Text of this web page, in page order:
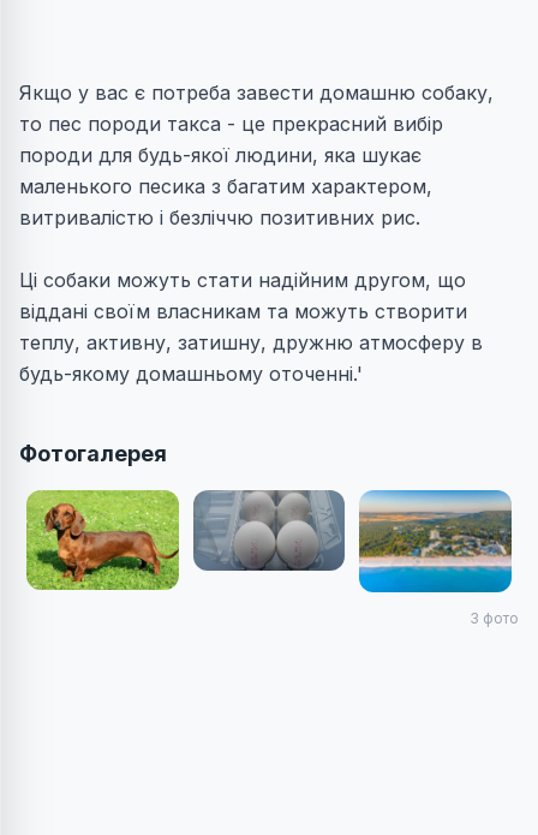
Якщо у вас є потреба завести домашню собаку,
то пес породи такса - це прекрасний вибір
породи для будь-якої людини, яка шукає
маленького песика з багатим характером,
витривалістю і безліччю позитивних рис.
Ці собаки можуть стати надійним другом, що
віддані своїм власникам та можуть створити
теплу, активну, затишну, дружню атмосферу в
будь-якому домашньому оточенні.'
Фотогалерея
3 фото